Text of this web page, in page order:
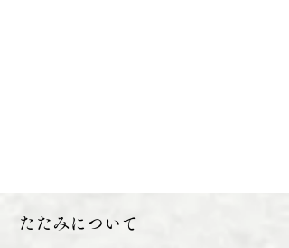
たたみについて